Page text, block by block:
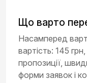
Що варто
Насамперед
вартість: 145
пропозиції,
форми заявок і